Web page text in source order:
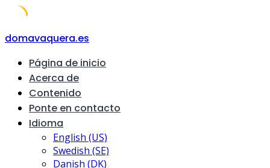
Skip
content
domavaquera.es
Página de inicio
Acerca de
Contenido
Ponte en contacto
Idioma
English (US)
Swedish (SE)
Danish (DK)